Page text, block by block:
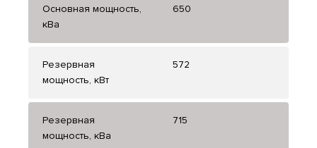
Основная мощность,
кВа
650
Резервная
мощность, кВт
572
Резервная
мощность, кВа
715